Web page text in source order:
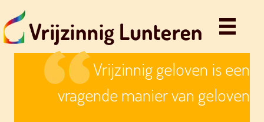
Vrijzinnig geloven is een
vragende manier van geloven